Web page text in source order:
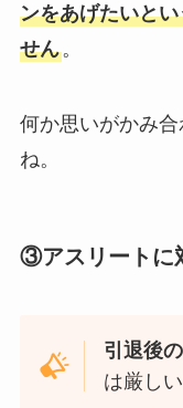
ンをあげたいと
せん。
何か思いがかみ
ね。
③アスリートに
引退後
は厳し